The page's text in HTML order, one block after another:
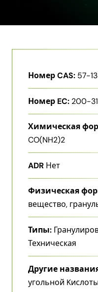
Номер CAS: 57-
Номер EC: 200-
Химическая
CO(NH2)2
ADR Нет
Физическая
вещество,
Типы:
Техническая
Другие
угольной